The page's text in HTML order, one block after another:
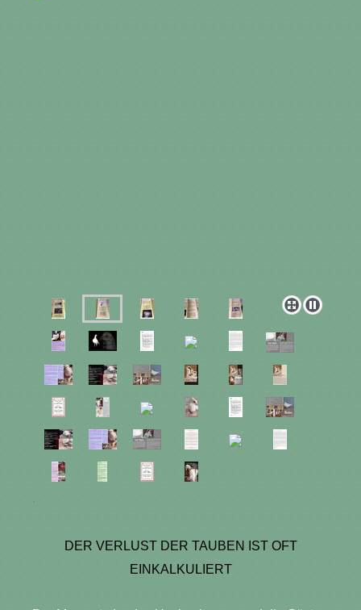
.
DER VERLUST DER TAUBEN IST OFT
EINKALKULIERT